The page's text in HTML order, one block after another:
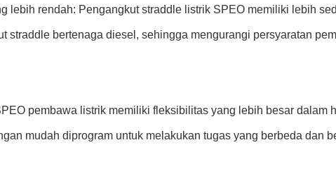
lebih rendah: Pengangkut straddle listrik SPEO memiliki lebih
straddle bertenaga diesel, sehingga mengurangi persyaratan
pembawa listrik memiliki fleksibilitas yang lebih besar dalam
mudah diprogram untuk melakukan tugas yang berbeda dan